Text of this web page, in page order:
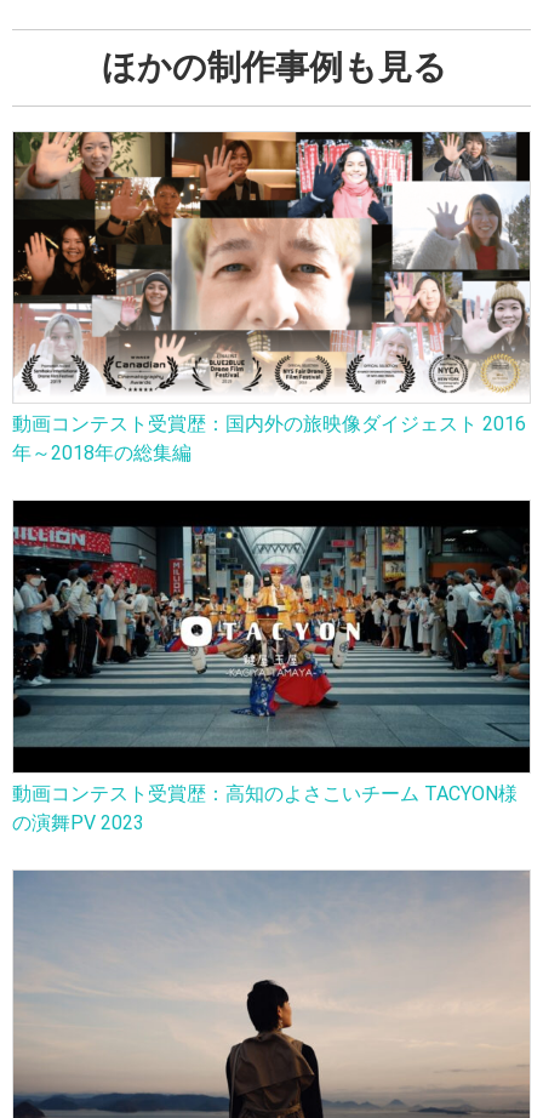
ほかの制作事例も見る
動画コンテスト受賞歴：国内外の旅映像ダイジェスト 2016
年～2018年の総集編
動画コンテスト受賞歴：高知のよさこいチーム TACYON様
の演舞PV 2023